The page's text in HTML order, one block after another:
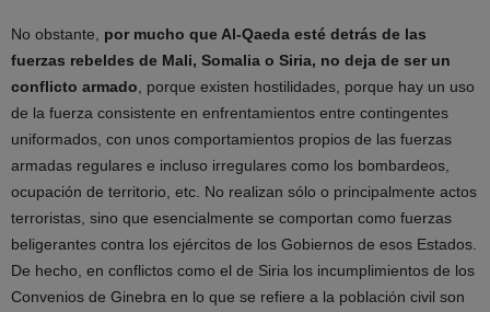
No obstante, por mucho que Al-Qaeda esté detrás de las
fuerzas rebeldes de Mali, Somalia o Siria, no deja de ser un
conflicto armado , porque existen hostilidades, porque hay un uso
de la fuerza consistente en enfrentamientos entre contingentes
uniformados, con unos comportamientos propios de las fuerzas
armadas regulares e incluso irregulares como los bombardeos,
ocupación de territorio, etc. No realizan sólo o principalmente actos
terroristas, sino que esencialmente se comportan como fuerzas
beligerantes contra los ejércitos de los Gobiernos de esos Estados.
De hecho, en conflictos como el de Siria los incumplimientos de los
Convenios de Ginebra en lo que se refiere a la población civil son